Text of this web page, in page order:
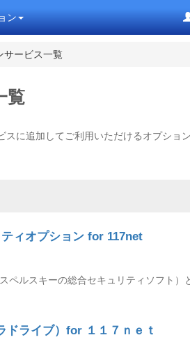
ン
サービス一覧
覧
に追加してご利用いただけるオプショ
ィオプション for 117net
ペルスキーの総合セキュリティソフト
ドライブ）for １１７ｎｅｔ